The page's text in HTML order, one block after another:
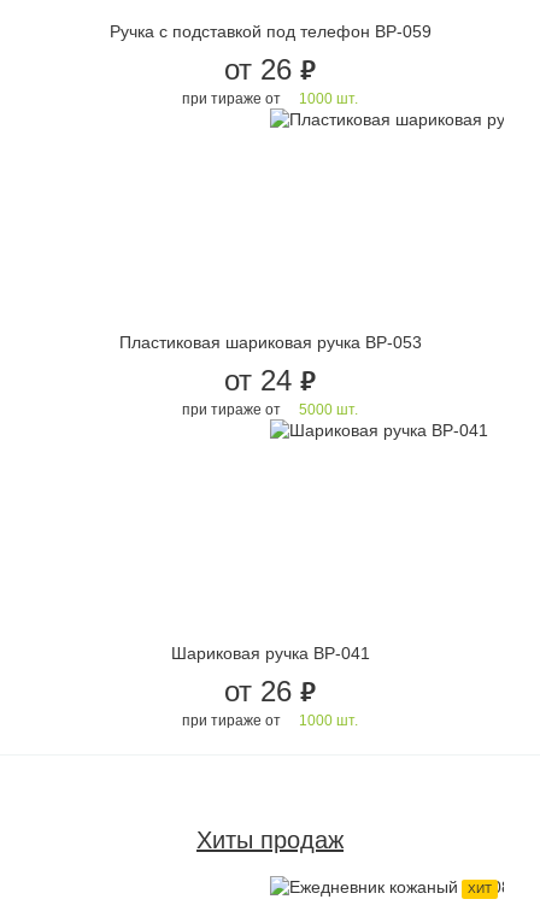
Ручка с подставкой под телефон BP-059
от 26 руб.
при тираже от 1000 шт.
Пластиковая шариковая ручка BP-053
от 24 руб.
при тираже от 5000 шт.
Шариковая ручка BP-041
от 26 руб.
при тираже от 1000 шт.
Хиты продаж
ХИТ